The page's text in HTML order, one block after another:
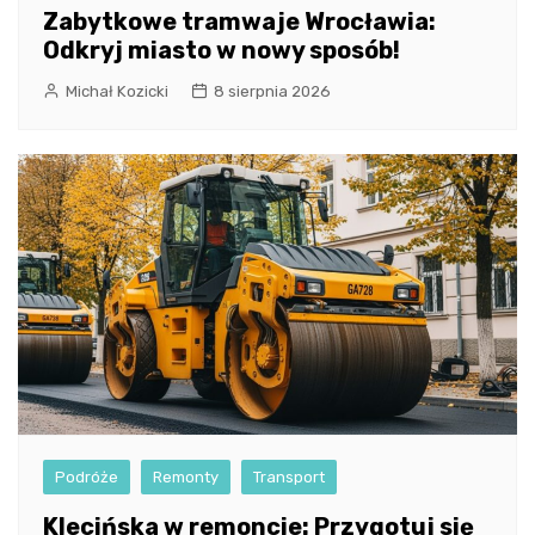
Zabytkowe tramwaje Wrocławia:
Odkryj miasto w nowy sposób!
Michał Kozicki 8 sierpnia 2026
Podróże Remonty Transport
Klecińska w remoncie: Przygotuj się